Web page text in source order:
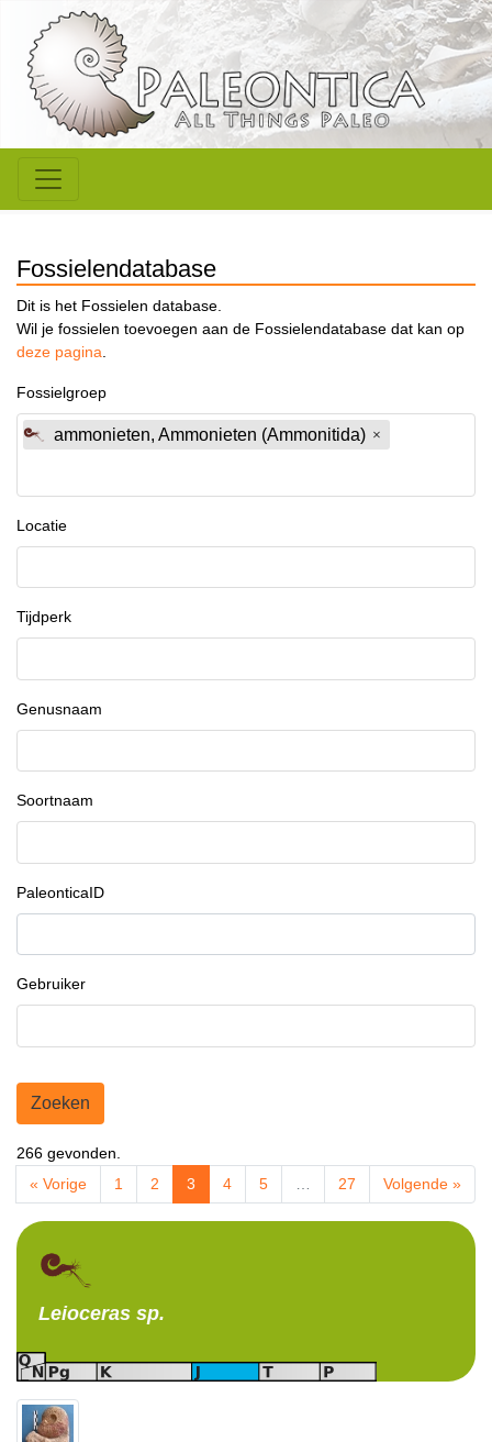
Fossielendatabase
Dit is het Fossielen database.
Wil je fossielen toevoegen aan de Fossielendatabase dat kan op
deze pagina.
Fossielgroep
ammonieten, Ammonieten (Ammonitida)
Locatie
Tijdperk
Genusnaam
Soortnaam
PaleonticaID
Gebruiker
Zoeken
266 gevonden.
« Vorige
1 2 3 4 5 27 Volgende »
Leioceras sp.